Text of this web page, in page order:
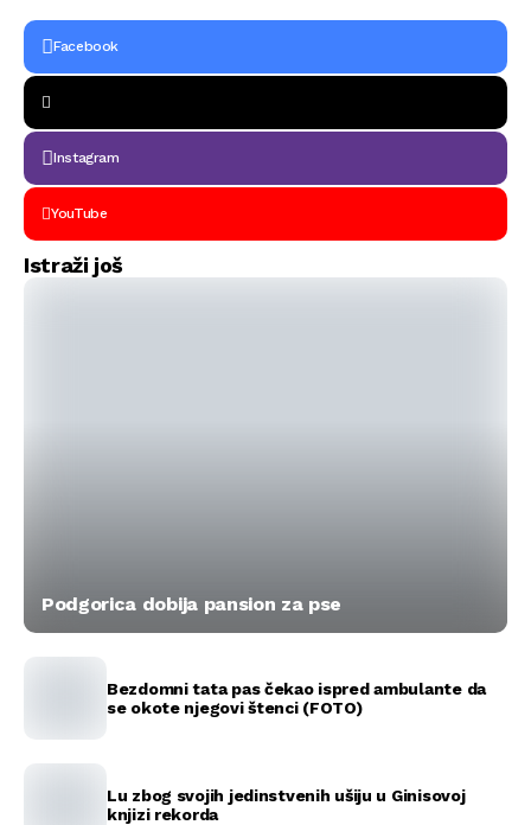
kontrolišu prostor?
4.000 metara visine
Facebook
Instagram
YouTube
Istraži još
Podgorica dobija pansion za pse
Bezdomni tata pas čekao ispred ambulante da
se okote njegovi štenci (FOTO)
Lu zbog svojih jedinstvenih ušiju u Ginisovoj
knjizi rekorda